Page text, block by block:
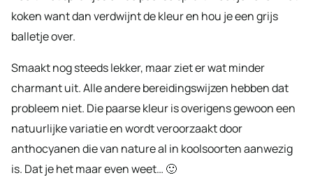
koken want dan verdwijnt de kleur en hou je een grijs
balletje over.
Smaakt nog steeds lekker, maar ziet er wat minder
charmant uit. Alle andere bereidingswijzen hebben dat
probleem niet. Die paarse kleur is overigens gewoon een
natuurlijke variatie en wordt veroorzaakt door
anthocyanen die van nature al in koolsoorten aanwezig
is. Dat je het maar even weet… 🙂